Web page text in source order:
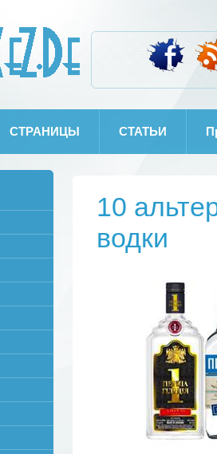
СТРАНИЦЫ СТАТЬИ
10
водки